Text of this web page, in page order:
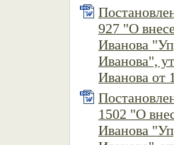
927 "О
Иванова
Иванова",
Иванова от
1502 "О
Иванова